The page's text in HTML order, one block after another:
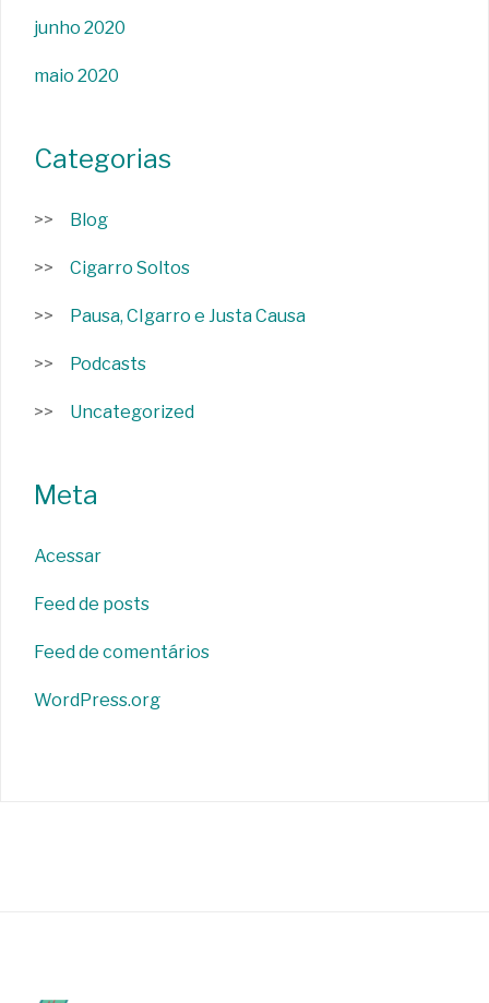
junho 2020
maio 2020
Categorias
Blog
Cigarro Soltos
Pausa, CIgarro e Justa Causa
Podcasts
Uncategorized
Meta
Acessar
Feed de posts
Feed de comentários
WordPress.org